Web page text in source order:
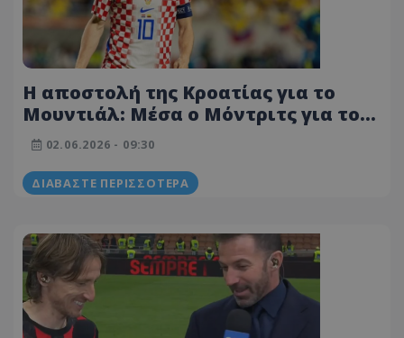
Η αποστολή της Κροατίας για το
Μουντιάλ: Μέσα ο Μόντριτς για το
last dance, εκτός Μπρόζοβιτς και
Μάγερ!
02.06.2026 - 09:30
ΔΙΑΒΆΣΤΕ ΠΕΡΙΣΣΌΤΕΡΑ